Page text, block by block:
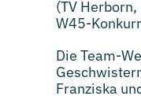
(TV
W45-
Die Team-
Franziska